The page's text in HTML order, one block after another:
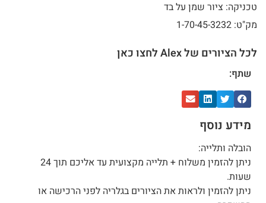
טכניקה: ציור שמן על בד
מק"ט: 1-70-45-3232
לכל הציורים של Alex לחצו כאן
שתף:
מידע נוסף
הובלה ותלייה:
ניתן להזמין משלוח + תלייה מקצועית עד אליכם תוך 24
שעות.
ניתן להזמין ולראות את הציורים בגלריה לפני הרכישה או